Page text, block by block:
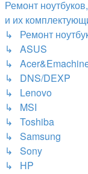
Ремонт
и их
↳ Ремонт
↳ ASUS
↳
↳ DNS/DEXP
↳ Lenovo
↳ MSI
↳ Toshiba
↳ Samsung
↳ Sony
↳ HP